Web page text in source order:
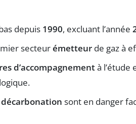
depuis 1990, excluant l’année
secteurémetteur de gaz à
d’accompagnementà l’étude
sont en danger